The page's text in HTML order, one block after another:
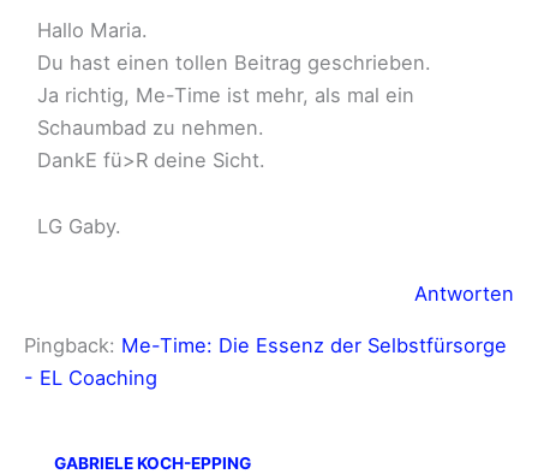
Hallo Maria.
Du hast einen tollen Beitrag geschrieben.
Ja richtig, Me-Time ist mehr, als mal ein
Schaumbad zu nehmen.
DankE fü>R deine Sicht.
LG Gaby.
Antworten
Pingback: Me-Time: Die Essenz der Selbstfürsorge
- EL Coaching
GABRIELE KOCH-EPPING